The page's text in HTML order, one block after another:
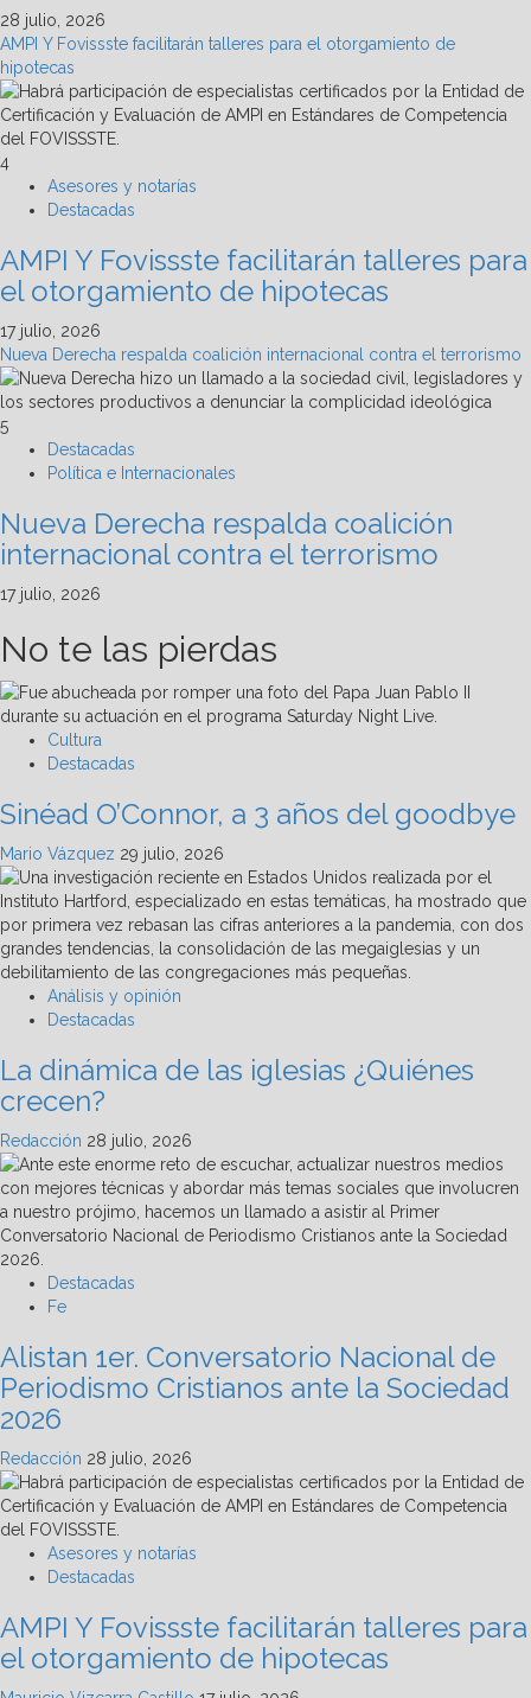
28 julio, 2026
AMPI Y Fovissste facilitarán talleres para el otorgamiento de
hipotecas
4
Asesores y notarías
Destacadas
AMPI Y Fovissste facilitarán talleres para
el otorgamiento de hipotecas
17 julio, 2026
Nueva Derecha respalda coalición internacional contra el terrorismo
5
Destacadas
Política e Internacionales
Nueva Derecha respalda coalición
internacional contra el terrorismo
17 julio, 2026
No te las pierdas
Cultura
Destacadas
Sinéad O’Connor, a 3 años del goodbye
Mario Vázquez 29 julio, 2026
Análisis y opinión
Destacadas
La dinámica de las iglesias ¿Quiénes
crecen?
Redacción 28 julio, 2026
Destacadas
Fe
Alistan 1er. Conversatorio Nacional de
Periodismo Cristianos ante la Sociedad
2026
Redacción 28 julio, 2026
Asesores y notarías
Destacadas
AMPI Y Fovissste facilitarán talleres para
el otorgamiento de hipotecas